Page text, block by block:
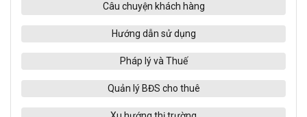
Câu chuyện khách hàng
Hướng dẫn sử dụng
Pháp lý và Thuế
Quản lý BĐS cho thuê